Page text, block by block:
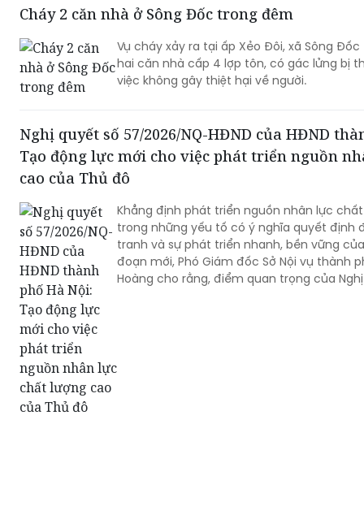
Cháy 2 căn nhà ở Sông Đốc trong đêm
Vụ cháy xảy ra tại ấp Xẻo Đôi, xã Sông
hai căn nhà cấp 4 lợp tôn, có gác lửng bị
việc không gây thiệt hại về người.
Nghị quyết số 57/2026/NQ-HĐND của HĐND
Tạo động lực mới cho việc phát triển nguồn
cao của Thủ đô
Khẳng định phát triển nguồn nhân lực
trong những yếu tố có ý nghĩa quyết định
tranh và sự phát triển nhanh, bền vững
đoạn mới, Phó Giám đốc Sở Nội vụ thành
Hoàng cho rằng, điểm quan trọng của